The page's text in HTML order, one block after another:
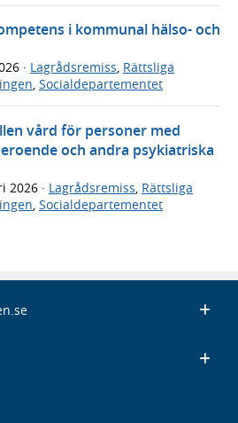
i kommunal hälso- och
· Lagrådsremiss, Rättsliga
, Socialdepartementet
vård för personer med
och andra psykiatriska
2026 · Lagrådsremiss Rättsliga
Socialdepartementet